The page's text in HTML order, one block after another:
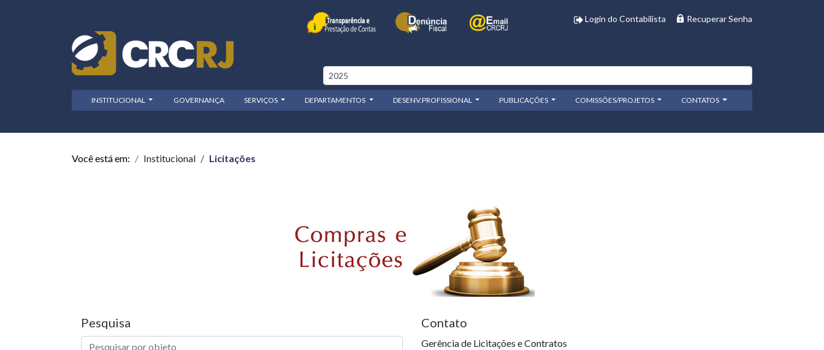
Login do Contabilista Recuperar Senha
INSTITUCIONAL GOVERNANÇA SERVIÇOS DEPARTAMENTOS DESENV.PROFISSIONAL PUBLICAÇÕES COMISSÕES/PROJETOS CONTATOS
Você está em: Institucional Licitações
Pesquisa Contato
Gerência de Licitações e Contratos